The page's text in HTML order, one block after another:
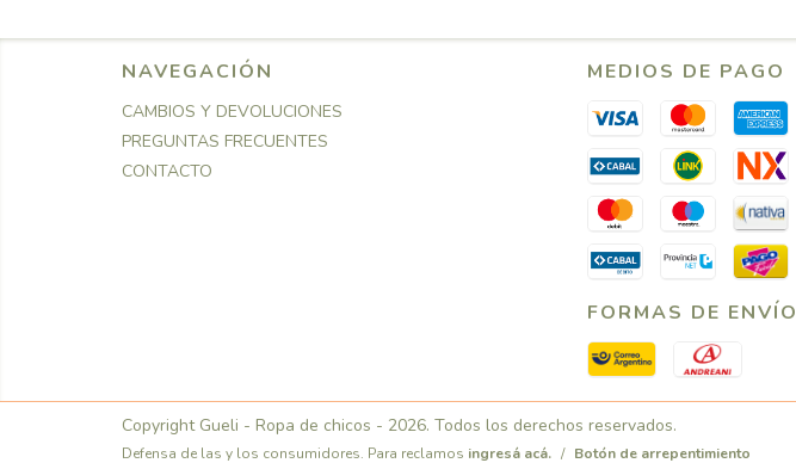
NAVEGACIÓN
CAMBIOS Y DEVOLUCIONES
PREGUNTAS FRECUENTES
CONTACTO
MEDIOS DE PAGO
FORMAS DE ENVÍO
Copyright Gueli - Ropa de chicos - 2026. Todos los derechos reservados.
Defensa de las y los consumidores. Para reclamos ingresá acá. / Botón de arrepentimiento